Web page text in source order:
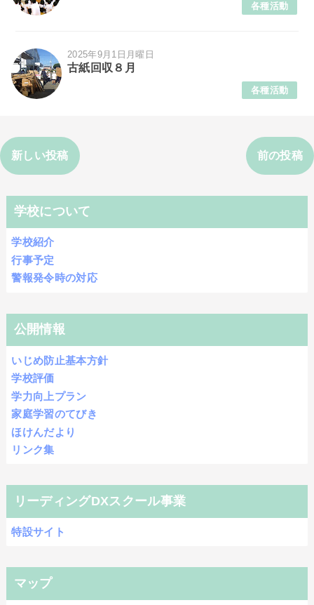
各種活動
2025年9月1日月曜日
古紙回収８月
各種活動
新しい投稿 前の投稿
学校について
学校紹介
行事予定
警報発令時の対応
公開情報
いじめ防止基本方針
学校評価
学力向上プラン
家庭学習のてびき
ほけんだより
リンク集
リーディングDXスクール事業
特設サイト
マップ